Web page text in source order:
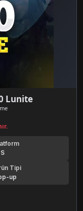
Lunite
Tipi
up